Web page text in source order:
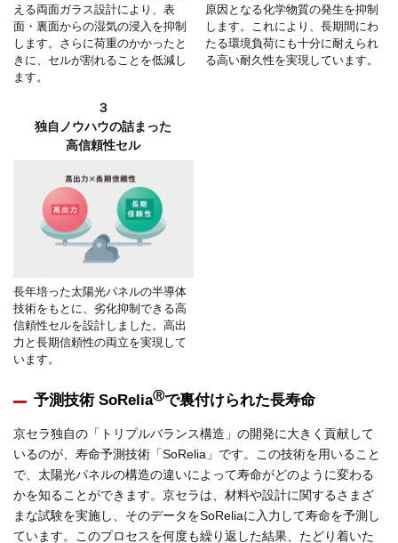
える両面ガラス設計により、表
面・裏面からの湿気の浸入を抑制
します。さらに荷重のかかったと
きに、セルが割れることを低減し
ます。
原因となる化学物質の発生を抑制
します。これにより、長期間にわ
たる環境負荷にも十分に耐えられ
る高い耐久性を実現しています。
３
独自ノウハウの詰まった
高信頼性セル
長年培った太陽光パネルの半導体
技術をもとに、劣化抑制できる高
信頼性セルを設計しました。高出
力と長期信頼性の両立を実現して
います。
予測技術 SoReliaⓇで裏付けられた長寿命
京セラ独自の「トリプルバランス構造」の開発に大きく貢献して
いるのが、寿命予測技術「SoRelia」です。この技術を用いること
で、太陽光パネルの構造の違いによって寿命がどのように変わる
かを知ることができます。京セラは、材料や設計に関するさまざ
まな試験を実施し、そのデータをSoReliaに入力して寿命を予測し
ています。このプロセスを何度も繰り返した結果、たどり着いた